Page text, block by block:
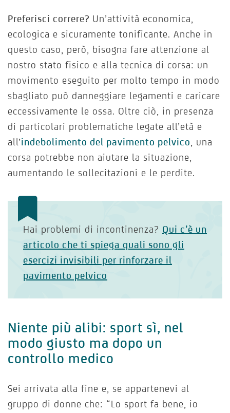
Preferisci correre? Un’attività economica,
ecologica e sicuramente tonificante. Anche in
questo caso, però, bisogna fare attenzione al
nostro stato fisico e alla tecnica di corsa: un
movimento eseguito per molto tempo in modo
sbagliato può danneggiare legamenti e caricare
eccessivamente le ossa. Oltre ciò, in presenza
di particolari problematiche legate all’età e
all’indebolimento del pavimento pelvico, una
corsa potrebbe non aiutare la situazione,
aumentando le sollecitazioni e le perdite.
Hai problemi di incontinenza? Qui c’è un
articolo che ti spiega quali sono gli
esercizi invisibili per rinforzare il
pavimento pelvico
Niente più alibi: sport sì, nel
modo giusto ma dopo un
controllo medico
Sei arrivata alla fine e, se appartenevi al
gruppo di donne che: “Lo sport fa bene, io